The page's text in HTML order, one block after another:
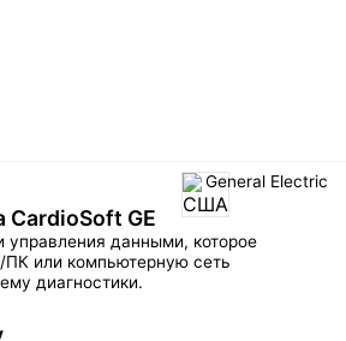
General Electric
CardioSoft GE
управления данными, которое
ПК или компьютерную сеть
диагностики.